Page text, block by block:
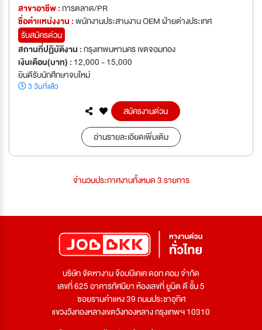
สาขาอาชีพ :การตลาด/PR
ชื่อตำเเหน่งงาน :พนักงานประสานงาน OEM ฝ่ายต่างประเทศ
รับสมัครด่วน
สถานที่ปฏิบัติงาน :กรุงเทพมหานคร เขตจอมทอง
เงินเดือน(บาท) : 12,000 - 15,000
ยินดีรับนักศึกษาจบใหม่
3 วันที่แล้ว
สมัครงานด่วน
อ่านรายละเอียดเพิ่มเติม
จำนวนประกาศงานทั้งหมด 3 รายการ
บริษัท จัดหางาน จ๊อบบีเคเค ดอท คอม จำกัด
เลขที่ 625 อาคารทัศนียา ห้องเลขที่ ยูนิต ดี ชั้น 5
ซอยรามคำแหง 39 ถนนประชาอุทิศ
แขวงวังทองหลางเขตวังทองหลาง กรุงเทพฯ 10310